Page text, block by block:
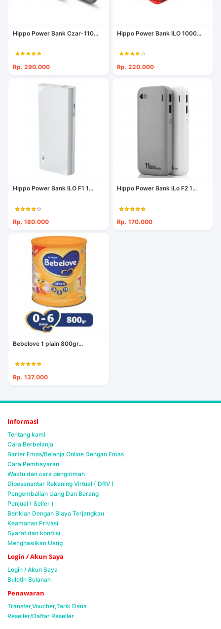
Hippo Power Bank Czar-110...
Rp. 290.000
Hippo Power Bank ILO 1000...
Rp. 220.000
Hippo Power Bank ILO F1 1...
Rp. 180.000
Hippo Power Bank iLo F2 1...
Rp. 170.000
Bebelove 1 plain 800gr...
Rp. 137.000
Informasi
Tentang kami
Cara Berbelanja
Barter Emas/Belanja Online Dengan Emas
Cara Pembayaran
Waktu dan cara pengiriman
Dipesanantar Rekening Virtual ( DRV )
Pengembalian Uang Dan Barang
Penjual ( Seller )
Beriklan Dengan Biaya Terjangkau
Keamanan Privasi
Syarat dan kondisi
Menghasilkan Uang
Login / Akun Saya
Login / Akun Saya
Buletin Bulanan
Penawaran
Transfer,Voucher,Tarik Dana
Reseller/Daftar Reseller